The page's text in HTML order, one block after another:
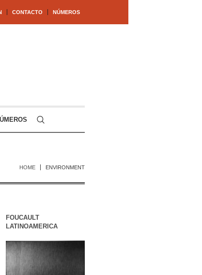
CONTACTO NÚMEROS
HOME ENVIRONMENT
FOUCAULT
LATINOAMERICA